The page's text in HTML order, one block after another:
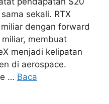
sekali. RTX
dengan forward
membuat
menjadi kelipatan
di aerospace.
… Baca